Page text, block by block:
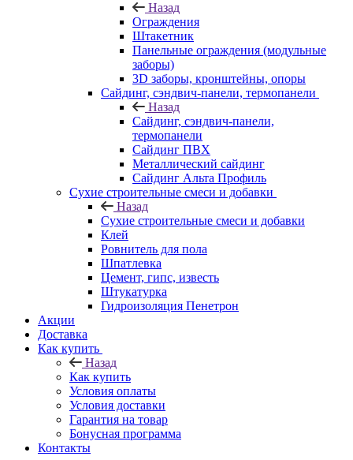
Назад
Ограждения
Штакетник
Панельные ограждения (модульные
заборы)
3D заборы, кронштейны, опоры
Cайдинг, сэндвич-панели, термопанели
Назад
Cайдинг, сэндвич-панели,
термопанели
Сайдинг ПВХ
Металлический сайдинг
Сайдинг Альта Профиль
Сухие строительные смеси и добавки
Назад
Сухие строительные смеси и добавки
Клей
Ровнитель для пола
Шпатлевка
Цемент, гипс, известь
Штукатурка
Гидроизоляция Пенетрон
Акции
Доставка
Как купить
Назад
Как купить
Условия оплаты
Условия доставки
Гарантия на товар
Бонусная программа
Контакты